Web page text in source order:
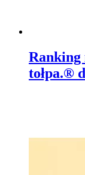
Ranking
tołpa.®